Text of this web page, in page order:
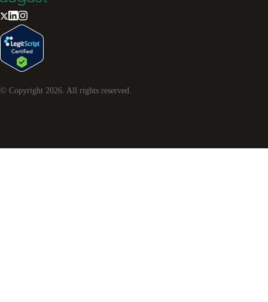
© Copyright 2026. All rights reserved.